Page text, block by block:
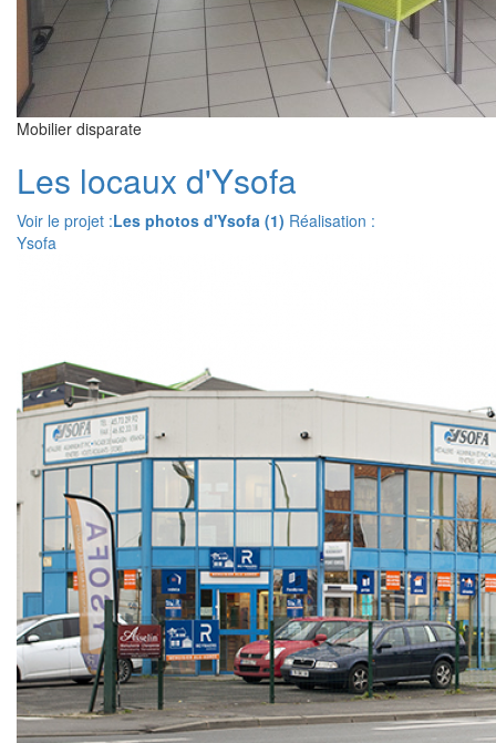
Mobilier disparate
Les locaux d'Ysofa
Voir le projet :Les photos d'Ysofa (1) Réalisation :
Ysofa